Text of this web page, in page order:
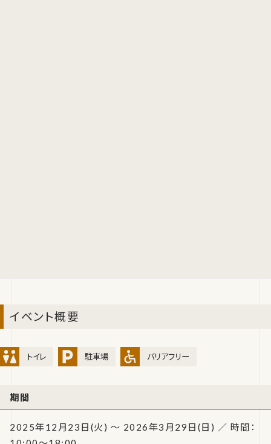
イベント概要
トイレ 駐車場 バリアフリー
期間
2025年12月23日(火) ～ 2026年3月29日(日) ／ 時間：